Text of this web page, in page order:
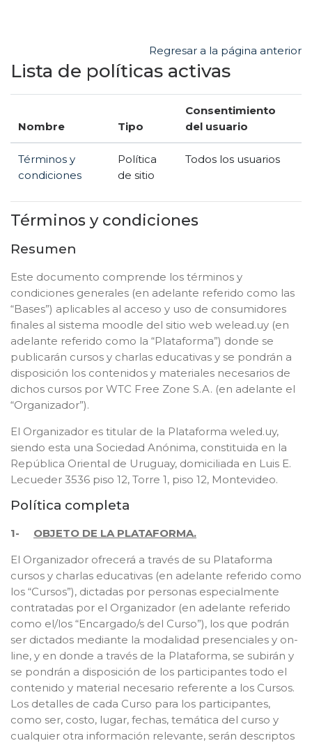
Regresar a la página anterior
Lista de políticas activas
Nombre Tipo
Consentimiento
del usuario
Términos y
condiciones
Política
de sitio
Todos los usuarios
Términos y condiciones
Resumen
Este documento comprende los términos y
condiciones generales (en adelante referido como las
“Bases”) aplicables al acceso y uso de consumidores
finales al sistema moodle del sitio web welead.uy (en
adelante referido como la “Plataforma”) donde se
publicarán cursos y charlas educativas y se pondrán a
disposición los contenidos y materiales necesarios de
dichos cursos por WTC Free Zone S.A. (en adelante el
“Organizador”).
El Organizador es titular de la Plataforma weled.uy,
siendo esta una Sociedad Anónima, constituida en la
República Oriental de Uruguay, domiciliada en Luis E.
Lecueder 3536 piso 12, Torre 1, piso 12, Montevideo.
Política completa
1- OBJETO DE LA PLATAFORMA.
El Organizador ofrecerá a través de su Plataforma
cursos y charlas educativas (en adelante referido como
los “Cursos”), dictadas por personas especialmente
contratadas por el Organizador (en adelante referido
como el/los “Encargado/s del Curso”), los que podrán
ser dictados mediante la modalidad presenciales y on-
line, y en donde a través de la Plataforma, se subirán y
se pondrán a disposición de los participantes todo el
contenido y material necesario referente a los Cursos.
Los detalles de cada Curso para los participantes,
como ser, costo, lugar, fechas, temática del curso y
cualquier otra información relevante, serán descriptos